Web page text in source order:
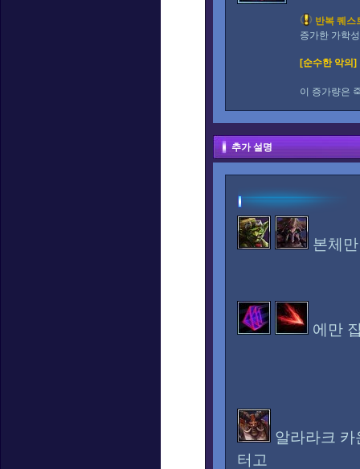
반복 퀘스
증가한 가학
[순수한 악의]
이 증가량은
추가 설명
본체
에만
알라라크
터고